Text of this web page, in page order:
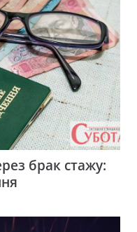
брак стажу: